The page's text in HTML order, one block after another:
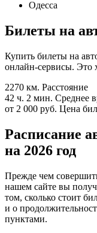
Одесса
Билеты на
Купить билеты на
онлайн-сервисы. Это
2270 км. Расстояние
42 ч. 2 мин. Среднее
от 2 000 руб. Цена
Расписание
на 2026 год
Прежде чем
нашем сайте вы
том, сколько стоит
и о
пунктами.